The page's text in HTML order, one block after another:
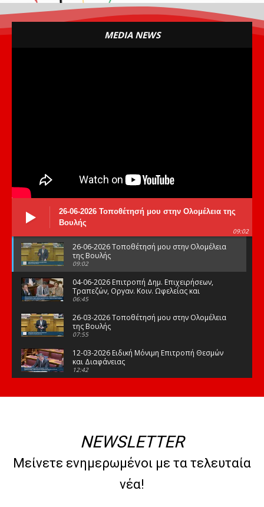
MEDIA NEWS
26-06-2026 Τοποθέτησή μου στην Ολομέλεια της
Βουλής
09:02
26-06-2026 Τοποθέτησή μου στην Ολομέλεια
της Βουλής
09:02
04-06-2026 Επιτροπή Δημ. Επιχειρήσεων,
Τραπεζών, Οργαν. Κοιν. Ωφελείας και
Φορέων Κοινων. Ασφάλισης
06:45
26-03-2026 Τοποθέτησή μου στην Ολομέλεια
της Βουλής
07:55
12-03-2026 Ειδική Μόνιμη Επιτροπή Θεσμών
και Διαφάνειας
12:42
της Βουλής
08:47
10-02-2026 Διαρκής Επιτροπή Μορφωτικών
Υποθέσεων
NEWSLETTER
Μείνετε ενημερωμένοι με τα τελευταία
νέα!